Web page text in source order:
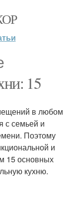
15
в любом
с семьей и
Поэтому
и
15 основных
кухню.